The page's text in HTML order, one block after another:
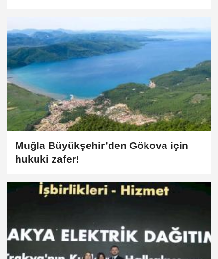
edildi
Muğla Büyükşehir’den Gökova için
hukuki zafer!